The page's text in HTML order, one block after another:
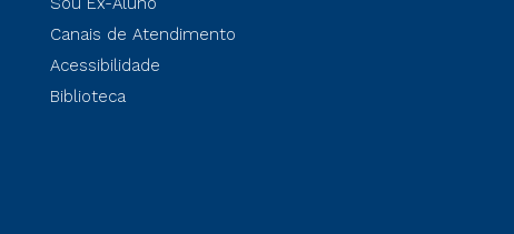
Canais de Atendimento
Acessibilidade
Biblioteca